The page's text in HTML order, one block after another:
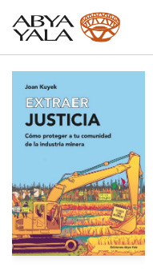
the
end
images
gallery